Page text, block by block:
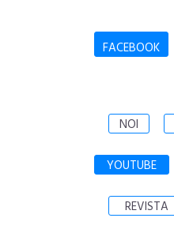
FACEBOOK
NOI
YOUTUBE
REVISTA